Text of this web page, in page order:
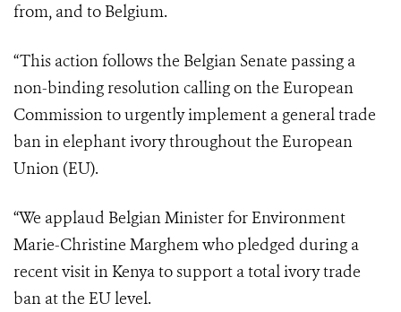
from, and to Belgium.
“This action follows the Belgian Senate passing a
non-binding resolution calling on the European
Commission to urgently implement a general trade
ban in elephant ivory throughout the European
Union (EU).
“We applaud Belgian Minister for Environment
Marie-Christine Marghem who pledged during a
recent visit in Kenya to support a total ivory trade
ban at the EU level.